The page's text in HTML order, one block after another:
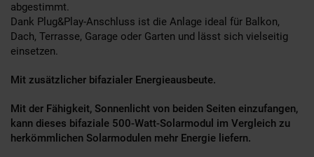
abgestimmt.
Dank Plug&Play-Anschluss ist die Anlage ideal für Balkon,
Dach, Terrasse, Garage oder Garten und lässt sich vielseitig
einsetzen.
Mit zusätzlicher bifazialer Energieausbeute.
Mit der Fähigkeit, Sonnenlicht von beiden Seiten einzufangen,
kann dieses bifaziale 500-Watt-Solarmodul im Vergleich zu
herkömmlichen Solarmodulen mehr Energie liefern.